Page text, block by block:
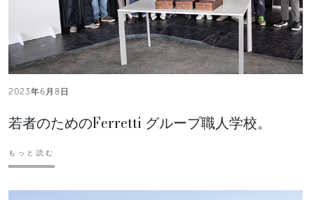
2023年6月8日
若者のためのFerretti グループ職人学校。
もっと読む